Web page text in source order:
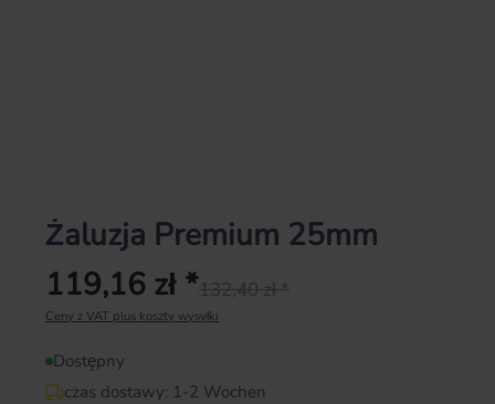
Żaluzja Premium 25mm
Cena regularna:
119,16 zł *132,40 zł *
Ceny z VAT plus koszty wysyłki
Dostępny
czas dostawy: 1-2 Wochen